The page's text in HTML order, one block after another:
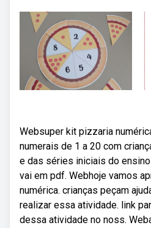
Websuper kit pizzaria
numerais de 1 a 20 com
e das séries iniciais do
vai em pdf. Webhoje vamos
numérica. crianças peçam
realizar essa atividade. link
dessa atividade no noss.